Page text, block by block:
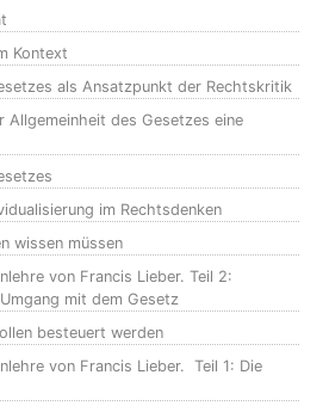
Kontext
als Ansatzpunkt der Rechtskritik
Allgemeinheit des Gesetzes eine
im Rechtsdenken
wissen müssen
von Francis Lieber. Teil 2:
mit dem Gesetz
besteuert werden
von Francis Lieber. Teil 1: Die